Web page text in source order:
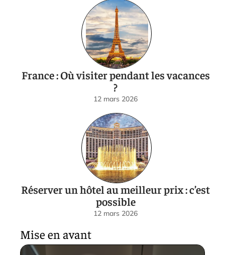
France : Où visiter pendant les vacances
?
12 mars 2026
Réserver un hôtel au meilleur prix : c’est
possible
12 mars 2026
Mise en avant